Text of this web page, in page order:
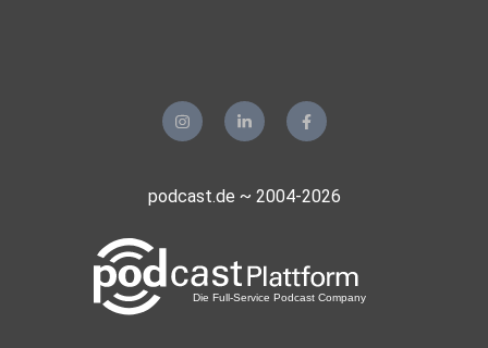
2023 veröffentlicht wurde, hat das Ziel, alle
Bereiche des Landes wieder auf Krieg auszurichten.
...https://apolut.net/nie-wieder-krieg-ohne-uns-kanonen-
statt-butter-von-rainer-rupp/
podcast.de ~ 2004-2026